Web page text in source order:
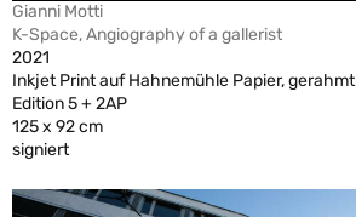
Gianni Motti
K-Space, Angiography of a gallerist
2021
Inkjet Print auf Hahnemühle Papier, gerahmt
Edition 5 + 2AP
125 x 92 cm
signiert